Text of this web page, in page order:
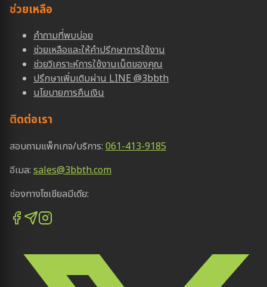
ช่วยเหลือ
คำถามที่พบบ่อย
ช่วยเหลือและให้คำปรีกษาการใช้งาน
ช่วยวิเคราะห์การใช้งานเน็ตของคุณ
ปรึกษาเพิ่มเติมผ่าน LINE @3bbth
นโยบายการคืนเงิน
ติดต่อเรา
สอบถามแพ็กเกจ/บริการ: 061-413-9185
อีเมล: sales@3bbth.com
ช่องทางโซเชียลมีเดีย: